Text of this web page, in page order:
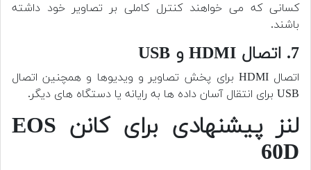
کسانی که می خواهند کنترل کاملی بر تصاویر خود داشته
باشند.
7. اتصال HDMI و USB
اتصال HDMI برای پخش تصاویر و ویدیوها و همچنین اتصال
USB برای انتقال آسان داده ها به رایانه یا دستگاه های دیگر.
لنز پیشنهادی برای کانن EOS
60D